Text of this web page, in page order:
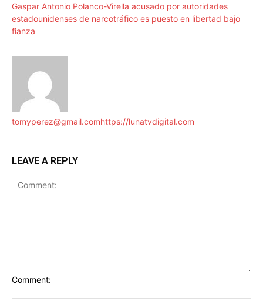
Gaspar Antonio Polanco-Virella acusado por autoridades
estadounidenses de narcotráfico es puesto en libertad bajo
fianza
tomyperez@gmail.comhttps://lunatvdigital.com
LEAVE A REPLY
Comment: